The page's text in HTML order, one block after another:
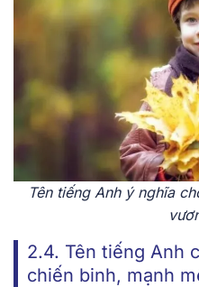
Tên tiếng Anh ý nghĩa
2.4. Tên tiếng Anh
chiến binh, mạnh